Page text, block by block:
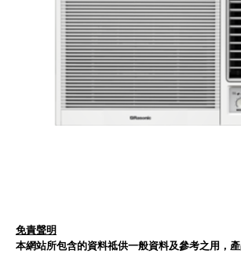
免責聲明
本網站所包含的資料祗供一般資料及參考之用，